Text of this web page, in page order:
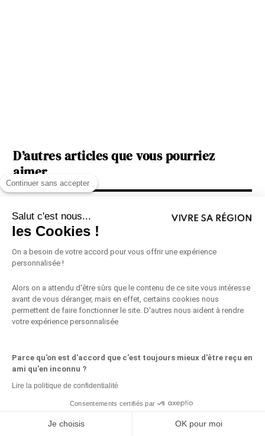
Continuer sans accepter
Salut c'est nous...
les Cookies !
On a besoin de votre accord pour vous offrir une expérience
personnalisée !
Alors on a attendu d'être sûrs que le contenu de ce site vous intéresse
avant de vous déranger, mais en effet, certains cookies nous
permettent de faire fonctionner le site. D'autres nous aident à rendre
votre expérience personnalisée
Parce qu'on est d'accord que c'est toujours mieux d'être reçu en
ami qu'en inconnu ?
Lire la politique de confidentialité
Consentements certifiés par
Je choisis OK pour moi
D’autres articles que vous pourriez
aimer
5 bonnes raisons de commencer à jouer aux